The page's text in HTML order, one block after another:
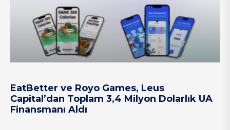
EatBetter ve Royo Games, Leus
Capital’dan Toplam 3,4 Milyon Dolarlık UA
Finansmanı Aldı